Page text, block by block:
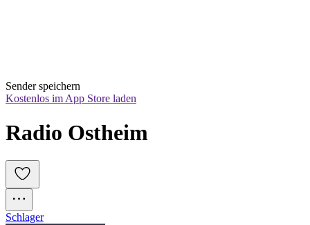
Sender speichern
Kostenlos im App Store laden
Radio Ostheim
Schlager